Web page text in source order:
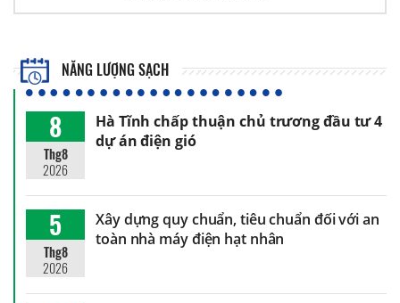
NĂNG LƯỢNG SẠCH
8
Thg8
2026
Hà Tĩnh chấp thuận chủ trương đầu tư 4
dự án điện gió
5
Thg8
2026
Xây dựng quy chuẩn, tiêu chuẩn đối với an
toàn nhà máy điện hạt nhân